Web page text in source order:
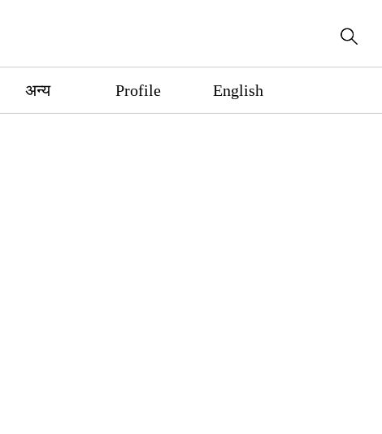
अन्य Profile English